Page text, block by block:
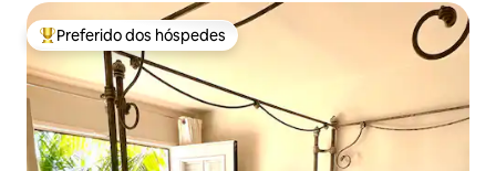
Entre os melhores preferidos dos hóspedes
Preferido dos hóspedes